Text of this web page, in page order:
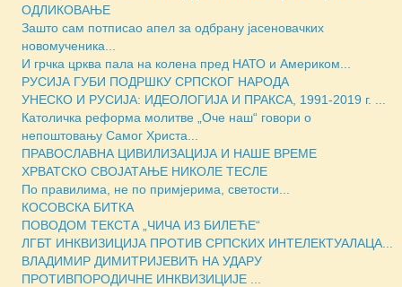
ОДЛИКОВАЊЕ
Зашто сам потписао апел за одбрану јасеновачких
новомученика...
И грчка црква пала на колена пред НАТО и Америком...
РУСИЈА ГУБИ ПОДРШКУ СРПСКОГ НАРОДА
УНЕСКО И РУСИЈА: ИДЕОЛОГИЈА И ПРАКСА, 1991-2019 г. ...
Католичка реформа молитве „Оче наш“ говори о
непоштовању Самог Христа...
ПРАВОСЛАВНА ЦИВИЛИЗАЦИЈА И НАШЕ ВРЕМЕ
ХРВАТСКО СВОЈАТАЊЕ НИКОЛЕ ТЕСЛЕ
По правилима, не по примјерима, светости...
КОСОВСКА БИТКА
ПОВОДОМ ТЕКСТА „ЧИЧА ИЗ БИЛЕЋЕ“
ЛГБТ ИНКВИЗИЦИЈА ПРОТИВ СРПСКИХ ИНТЕЛЕКТУАЛАЦА...
ВЛАДИМИР ДИМИТРИЈЕВИЋ НА УДАРУ
ПРОТИВПОРОДИЧНЕ ИНКВИЗИЦИЈЕ ...